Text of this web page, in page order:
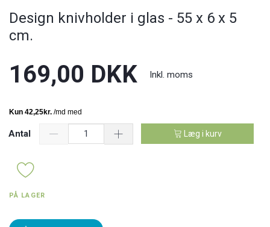
Design knivholder i glas - 55 x 6 x 5
cm.
169,00 DKK Inkl. moms
Antal Læg i kurv
PÅ LAGER